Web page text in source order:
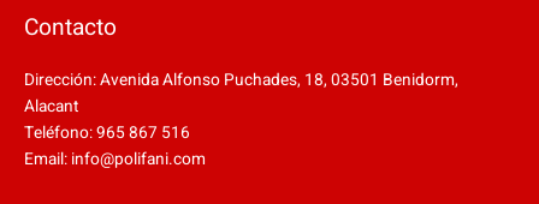
Contacto
Dirección: Avenida Alfonso Puchades, 18, 03501 Benidorm,
Alacant
Teléfono: 965 867 516
Email: info@polifani.com